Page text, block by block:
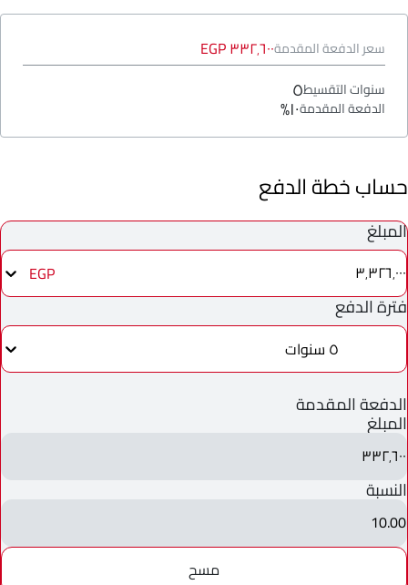
سعر الدفعة المقدمة٣٣٢٬٦٠٠ EGP
سنوات التقسيط٥
الدفعة المقدمة١٠%
حساب خطة الدفع
المبلغ
٣٬٣٢٦٬٠٠٠ EGP
فترة الدفع
٥ سنوات
الدفعة المقدمة
المبلغ
٣٣٢٬٦٠٠
النسبة
10.00
مسح